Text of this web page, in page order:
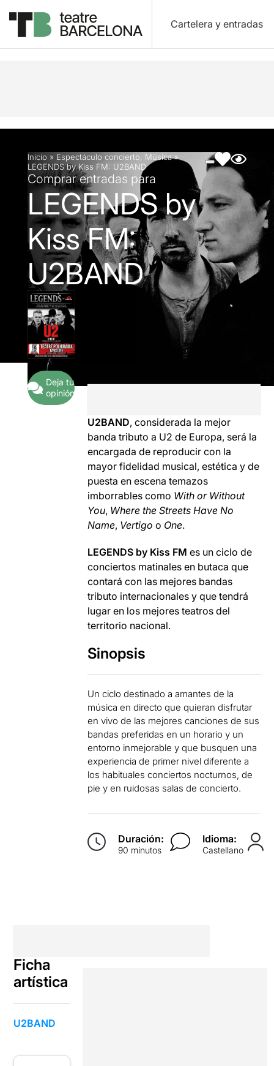
Cartelera y entradas
Descripción Ficha artística Fotos y vídeos
Inicio » Espectáculo concierto Música»
LEGENDS by Kiss FM: U2BAND
Comprar entradas para
LEGENDS by
Kiss FM:
U2BAND
Deja tu
opinión
U2BAND, considerada la mejor
banda tributo a U2 de Europa, será la
encargada de reproducir con la
mayor fidelidad musical, estética y de
puesta en escena temazos
imborrables como With or Without
You, Where the Streets Have No
Name, Vertigo o One.
LEGENDS by Kiss FM es un ciclo de
conciertos matinales en butaca que
contará con las mejores bandas
tributo internacionales y que tendrá
lugar en los mejores teatros del
territorio nacional.
Sinopsis
Un ciclo destinado a amantes de la
música en directo que quieran disfrutar
en vivo de las mejores canciones de sus
bandas preferidas en un horario y un
entorno inmejorable y que busquen una
experiencia de primer nivel diferente a
los habituales conciertos nocturnos, de
pie y en ruidosas salas de concierto.
Duración:
90 minutos
Idioma:
Castellano
Ficha
artística
U2BAND